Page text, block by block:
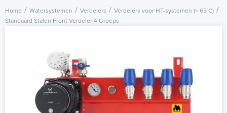
Home Watersystemen Verdelers
Verdelers voor HT-systemen (> 65°C)
Standaard Stalen Front Verdeler 4 Groeps